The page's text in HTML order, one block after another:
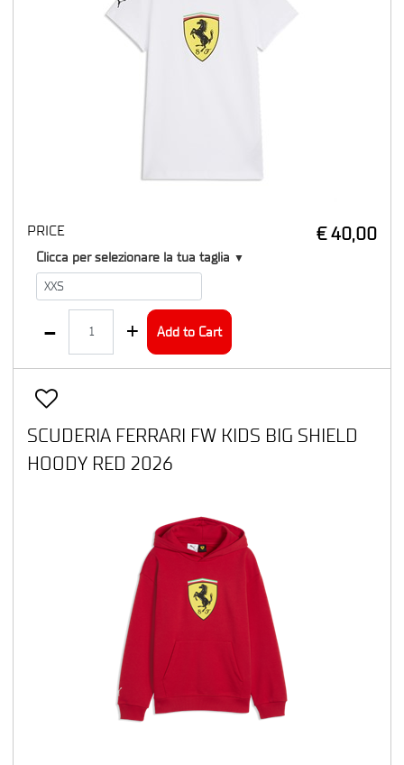
PRICE € 40,00
T1
Clicca per selezionare la tua taglia ▼
Add to Cart
SCUDERIA FERRARI FW KIDS BIG SHIELD
HOODY RED 2026